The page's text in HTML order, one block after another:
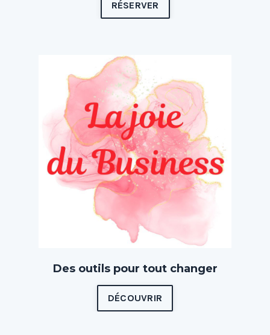
RÉSERVER
Des outils pour tout changer
DÉCOUVRIR